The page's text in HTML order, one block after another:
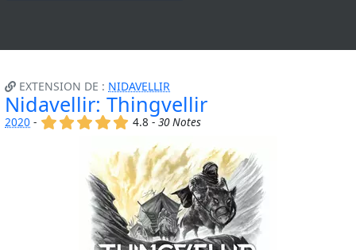
EXTENSION DE : NIDAVELLIR
Nidavellir: Thingvellir
2020 - (x) (x) (x) (x) (x)
4.8 -30 Notes